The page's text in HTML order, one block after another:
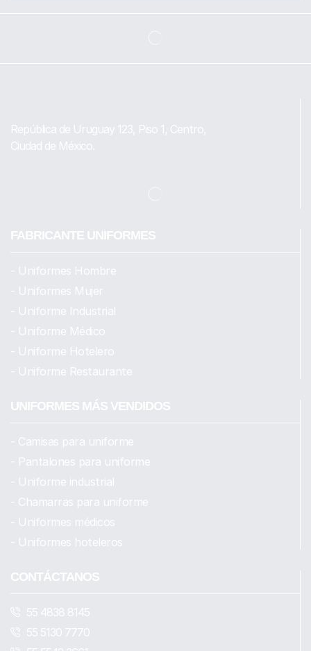
República de Uruguay 123, Piso 1, Centro,
Ciudad de México.
FABRICANTE UNIFORMES
- Uniformes Hombre
- Uniformes Mujer
- Uniforme Industrial
- Uniforme Médico
- Uniforme Hotelero
- Uniforme Restaurante
UNIFORMES MÁS VENDIDOS
- Camisas para uniforme
- Pantalones para uniforme
- Uniforme industrial
- Chamarras para uniforme
- Uniformes médicos
- Uniformes hoteleros
CONTÁCTANOS
55 4838 8145
55 5130 7770